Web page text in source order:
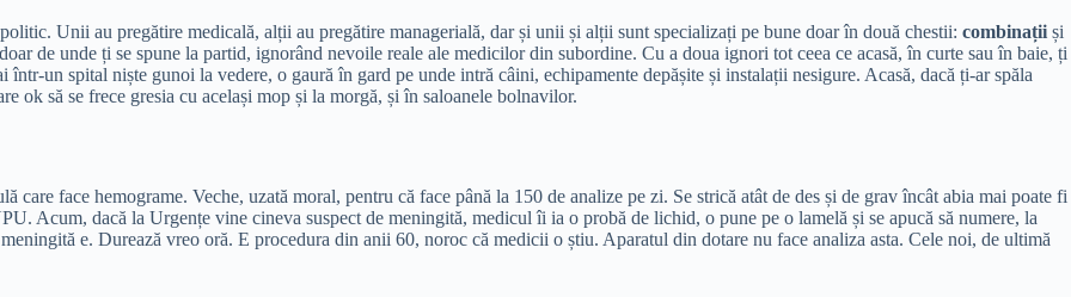
Unii au pregătire medicală, alții au pregătire managerială, dar și unii și alții sunt specializați pe bune doar în două chestii: combinații și
de unde ți se spune la partid, ignorând nevoile reale ale medicilor din subordine. Cu a doua ignori tot ceea ce acasă, în curte sau în baie, ți
un spital niște gunoi la vedere, o gaură în gard pe unde intră câini, echipamente depășite și instalații nesigure. Acasă, dacă ți-ar spăla
ok să se frece gresia cu același mop și la morgă, și în saloanele bolnavilor.
care face hemograme. Veche, uzată moral, pentru că face până la 150 de analize pe zi. Se strică atât de des și de grav încât abia mai poate fi
Acum, dacă la Urgențe vine cineva suspect de meningită, medicul îi ia o probă de lichid, o pune pe o lamelă și se apucă să numere, la
e. Durează vreo oră. E procedura din anii 60, noroc că medicii o știu. Aparatul din dotare nu face analiza asta. Cele noi, de ultimă